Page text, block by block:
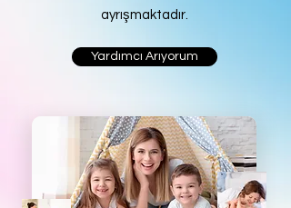
ayrışmaktadır.
Yardımcı Arıyorum